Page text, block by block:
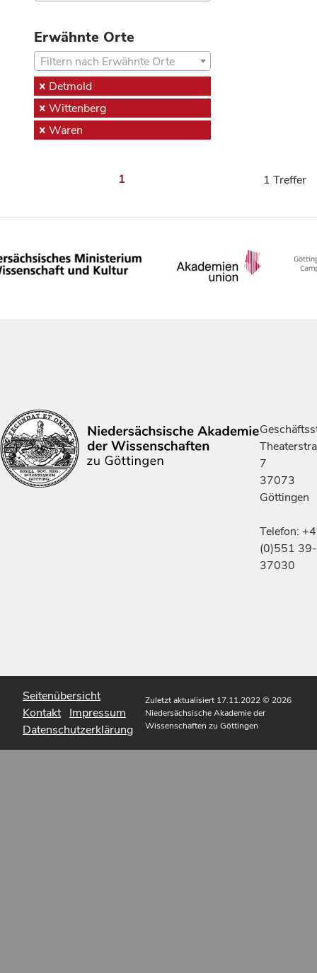
Erwähnte Orte
Filtern nach Erwähnte Orte
Detmold
Wittenberg
Waren
1 1 Treffer
7
37073
Göttingen
Telefon:
(0)551 39-
37030
Seitenübersicht
Kontakt Impressum
Datenschutzerklärung
Zuletzt aktualisiert 17.11.2022© 2026
Niedersächsische Akademie der
Wissenschaften zu Göttingen